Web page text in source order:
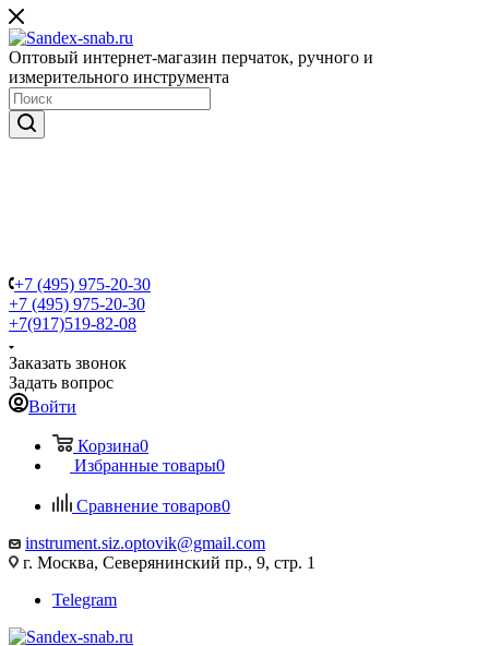
Оптовый интернет-магазин перчаток, ручного и
измерительного инструмента
+7 (495) 975-20-30
+7 (495) 975-20-30
+7(917)519-82-08
Заказать звонок
Задать вопрос
Войти
Корзина0
Избранные товары0
Сравнение товаров0
instrument.siz.optovik@gmail.com
г. Москва, Северянинский пр., 9, стр. 1
Telegram